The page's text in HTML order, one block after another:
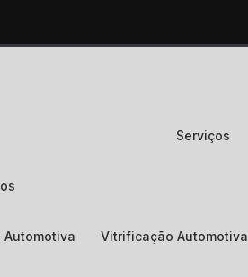
Serviços
Automotiva Vitrificação Automotiva